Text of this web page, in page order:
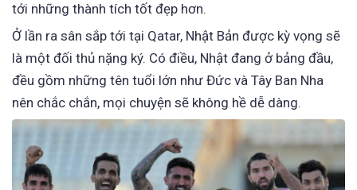
tới những thành tích tốt đẹp hơn.
Ở lần ra sân sắp tới tại Qatar, Nhật Bản được kỳ vọng sẽ
là một đối thủ nặng ký. Có điều, Nhật đang ở bảng đầu,
đều gồm những tên tuổi lớn như Đức và Tây Ban Nha
nên chắc chắn, mọi chuyện sẽ không hề dễ dàng.